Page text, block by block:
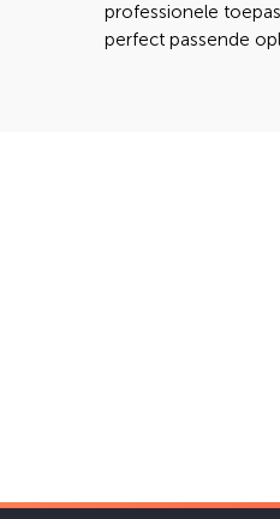
professionele
perfect passende